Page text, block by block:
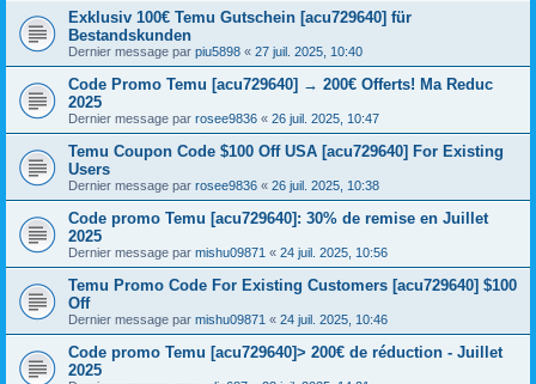
Exklusiv 100€ Temu Gutschein [acu729640] für
Bestandskunden
Dernier message par piu5898 « 27 juil. 2025, 10:40
Code Promo Temu [acu729640] → 200€ Offerts! Ma Reduc
2025
Dernier message par rosee9836 « 26 juil. 2025, 10:47
Temu Coupon Code $100 Off USA [acu729640] For Existing
Users
Dernier message par rosee9836 « 26 juil. 2025, 10:38
Code promo Temu [acu729640]: 30% de remise en Juillet
2025
Dernier message par mishu09871 « 24 juil. 2025, 10:56
Temu Promo Code For Existing Customers [acu729640] $100
Off
Dernier message par mishu09871 « 24 juil. 2025, 10:46
Code promo Temu [acu729640]> 200€ de réduction - Juillet
2025